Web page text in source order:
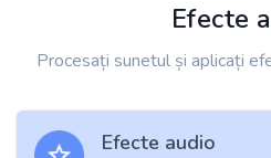
Efecte
Procesați sunetul și aplicați
Efecte audio